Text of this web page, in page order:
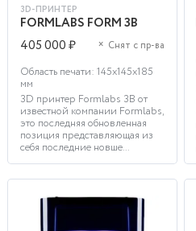
3D-ПРИНТЕР
FORMLABS FORM 3B
405 000 ₽
× Снят с пр-ва
Область печати: 145x145x185
мм
3D принтер Formlabs 3B от
известной компании Formlabs,
это последняя обновленная
позиция представляющая из
себя последние новше...